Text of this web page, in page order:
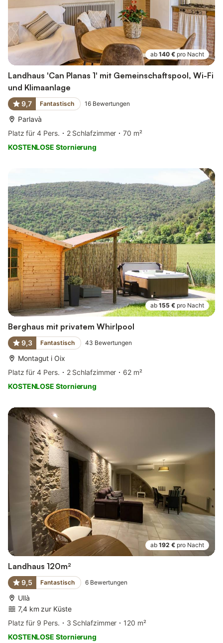
ab 140 € pro Nacht
Landhaus 'Can Planas 1' mit Gemeinschaftspool, Wi-Fi
und Klimaanlage
9,7 Fantastisch 16 Bewertungen
Parlavà
Platz für 4 Pers.
2 Schlafzimmer
70 m²
KOSTENLOSE Stornierung
ab 155 € pro Nacht
Berghaus mit privatem Whirlpool
9,3 Fantastisch 43 Bewertungen
Montagut i Oix
Platz für 4 Pers.
2 Schlafzimmer
62 m²
KOSTENLOSE Stornierung
ab 192 € pro Nacht
Landhaus 120m²
9,5 Fantastisch 6 Bewertungen
Ullà
7,4 km zur Küste
Platz für 9 Pers.
3 Schlafzimmer
120 m²
KOSTENLOSE Stornierung